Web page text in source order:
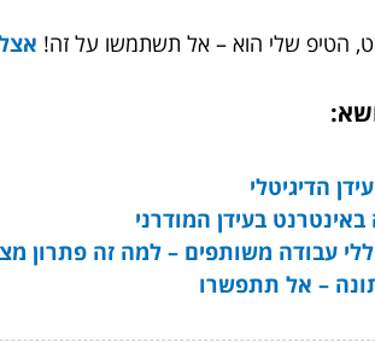
הטיפ שלי הוא – אל תשתמשו על זה!
הדיגיטלי
בעידן המודרני
עבודה משותפים – למה זה פתרון
– אל תתפשרו